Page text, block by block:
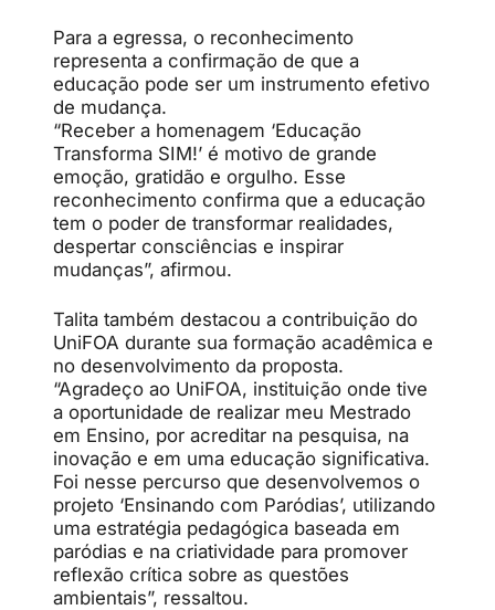
Para a egressa, o reconhecimento
representa a confirmação de que a
educação pode ser um instrumento efetivo
de mudança.
“Receber a homenagem ‘Educação
Transforma SIM!’ é motivo de grande
emoção, gratidão e orgulho. Esse
reconhecimento confirma que a educação
tem o poder de transformar realidades,
despertar consciências e inspirar
mudanças”, afirmou.
Talita também destacou a contribuição do
UniFOA durante sua formação acadêmica e
no desenvolvimento da proposta.
“Agradeço ao UniFOA, instituição onde tive
a oportunidade de realizar meu Mestrado
em Ensino, por acreditar na pesquisa, na
inovação e em uma educação significativa.
Foi nesse percurso que desenvolvemos o
projeto ‘Ensinando com Paródias’, utilizando
uma estratégia pedagógica baseada em
paródias e na criatividade para promover
reflexão crítica sobre as questões
ambientais”, ressaltou.